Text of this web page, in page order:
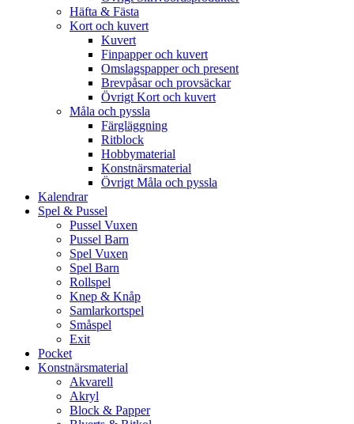
Häfta & Fästa
Kort och kuvert
Kuvert
Finpapper och kuvert
Omslagspapper och present
Brevpåsar och provsäckar
Övrigt Kort och kuvert
Måla och pyssla
Färgläggning
Ritblock
Hobbymaterial
Konstnärsmaterial
Övrigt Måla och pyssla
Kalendrar
Spel & Pussel
Pussel Vuxen
Pussel Barn
Spel Vuxen
Spel Barn
Rollspel
Knep & Knåp
Samlarkortspel
Småspel
Exit
Pocket
Konstnärsmaterial
Akvarell
Akryl
Block & Papper